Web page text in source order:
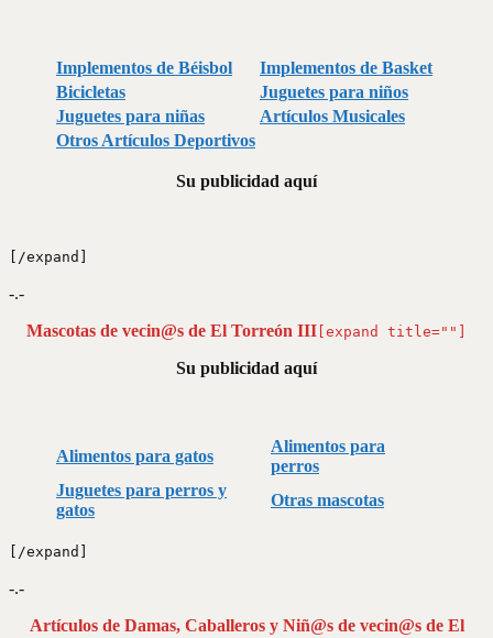
Implementos de Béisbol
Implementos de Basket
Bicicletas
Juguetes para niños
Juguetes para niñas
Artículos Musicales
Otros Artículos Deportivos
Su publicidad aquí
[/expand]
-.-
Mascotas de vecin@s de El Torreón III [expand title=""]
Su publicidad aquí
Alimentos para gatos
Alimentos para
perros
Juguetes para perros y
gatos
Otras mascotas
[/expand]
-.-
Artículos de Damas, Caballeros y Niñ@s de vecin@s de El